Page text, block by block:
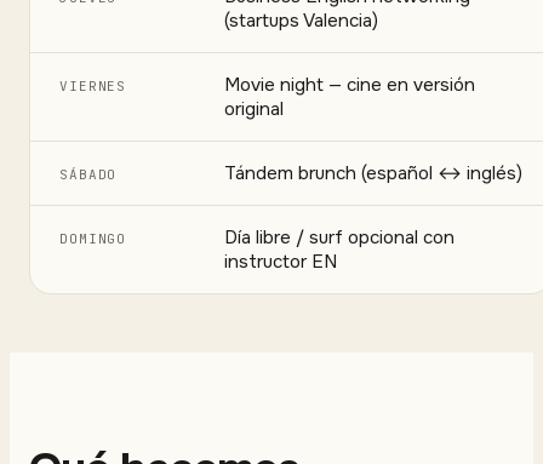
(startups Valencia)
VIERNES
Movie night — cine en versión
original
SÁBADO Tándem brunch (español ↔ inglés)
DOMINGO
Día libre / surf opcional con
instructor EN